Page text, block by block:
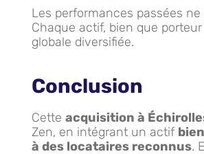
Les performances passées
Chaque actif, bien que
globale diversifiée.
Conclusion
Cette acquisition à
Zen, en intégrant un actif
à des locataires reconnus.